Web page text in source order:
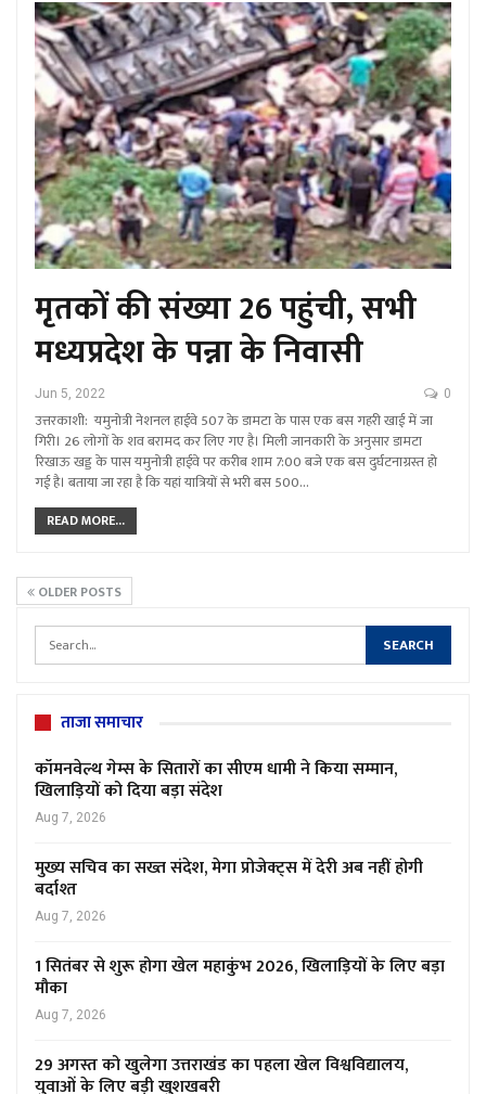
मृतकों की संख्या 26 पहुंची, सभी
मध्यप्रदेश के पन्ना के निवासी
Jun 5, 2022 0
उत्तरकाशी: यमुनोत्री नेशनल हाईवे 507 के डामटा के पास एक बस गहरी खाई में जा
गिरी। 26 लोगों के शव बरामद कर लिए गए है। मिली जानकारी के अनुसार डामटा
रिखाऊ खड्ड के पास यमुनोत्री हाईवे पर करीब शाम 7:00 बजे एक बस दुर्घटनाग्रस्त हो
गई है। बताया जा रहा है कि यहां यात्रियों से भरी बस 500…
READ MORE...
OLDER POSTS
ताजा समाचार
कॉमनवेल्थ गेम्स के सितारों का सीएम धामी ने किया सम्मान,
खिलाड़ियों को दिया बड़ा संदेश
Aug 7, 2026
मुख्य सचिव का सख्त संदेश, मेगा प्रोजेक्ट्स में देरी अब नहीं होगी
बर्दाश्त
Aug 7, 2026
1 सितंबर से शुरू होगा खेल महाकुंभ 2026, खिलाड़ियों के लिए बड़ा
मौका
Aug 7, 2026
29 अगस्त को खुलेगा उत्तराखंड का पहला खेल विश्वविद्यालय,
युवाओं के लिए बड़ी खुशखबरी